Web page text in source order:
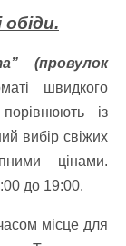
(провулок
швидкого
із
вибір свіжих
цінами.
до 19:00.
місце для